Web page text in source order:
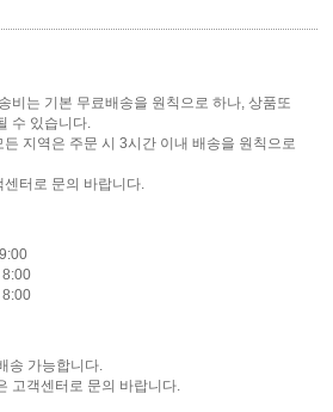
비는 기본 무료배송을 원칙으로 하나, 상품또
수 있습니다.
지역은 주문 시 3시간 이내 배송을 원칙으로
터로 문의 바랍니다.
8:00
8:00
송 가능합니다.
고객센터로 문의 바랍니다.